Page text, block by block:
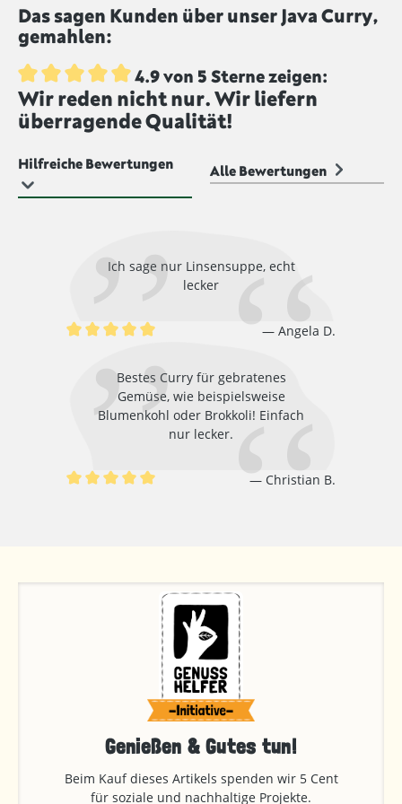
erzeugen. Es ist weniger scharf als viele traditionelle
asiatische Currys und bietet dadurch eine
einsetzbar ist.
Das sagen Kunden über unser Java Curry,
gemahlen:
Durchschnittliche Bewertung von 4.9 von 5 Sternen
4.9 von 5 Sterne zeigen:
Wir reden nicht nur. Wir liefern
überragende Qualität!
Hilfreiche Bewertungen Alle Bewertungen
Ich sage nur Linsensuppe, echt
lecker
Angela D.
Bestes Curry für gebratenes
Gemüse, wie beispielsweise
Blumenkohl oder Brokkoli! Einfach
nur lecker.
Christian B.
Genießen & Gutes tun!
Beim Kauf dieses Artikels spenden wir 5 Cent
für soziale und nachhaltige Projekte.